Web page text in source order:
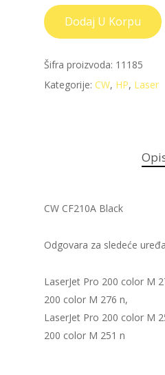
Dodaj U Korpu
Šifra proizvoda: 11185
Kategorije: CW, HP, Laser
CW CF210A Black
Odgovara za sledeće
LaserJet Pro 200 color M
200 color M 276 n,
LaserJet Pro 200 color M
200 color M 251 n